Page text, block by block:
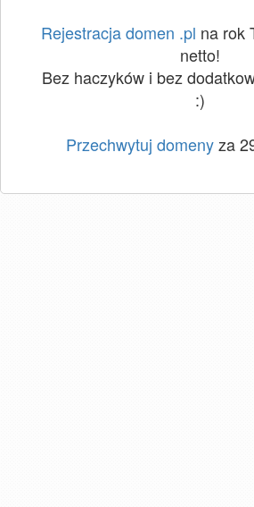
Rejestracja domen .pl na rok
netto!
Bez haczyków i bez
:)
Przechwytuj domenyza